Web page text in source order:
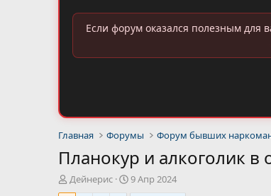
Если форум оказался полезным для
Главная Форумы Форум бывших
Планокур и алкоголик
А
в
Дейнерис
Д
а
9 Апр 2024